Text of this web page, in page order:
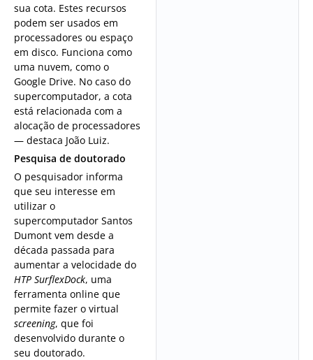
sua cota. Estes recursos
podem ser usados em
processadores ou espaço
em disco. Funciona como
uma nuvem, como o
Google Drive. No caso do
supercomputador, a cota
está relacionada com a
alocação de processadores
— destaca João Luiz.
Pesquisa de doutorado
O pesquisador informa
que seu interesse em
utilizar o
supercomputador Santos
Dumont vem desde a
década passada para
aumentar a velocidade do
HTP SurflexDock, uma
ferramenta online que
permite fazer o virtual
screening, que foi
desenvolvido durante o
seu doutorado.